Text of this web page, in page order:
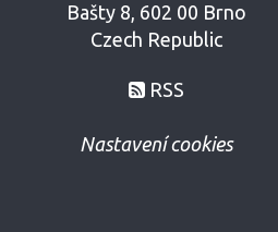
Bašty 8, 602 00 Brno
Czech Republic
RSS
Nastavení cookies